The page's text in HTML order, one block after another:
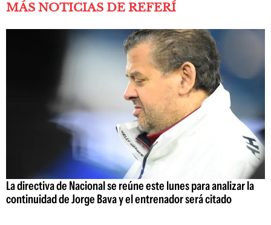
MÁS NOTICIAS DE REFERÍ
La directiva de Nacional se reúne este lunes para analizar la
continuidad de Jorge Bava y el entrenador será citado